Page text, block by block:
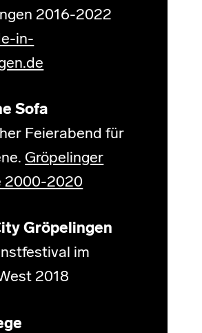
2016-2022
in-
Sofa
Feierabend für
Gröpelinger
2000-2020
Gröpelingen
im
2018